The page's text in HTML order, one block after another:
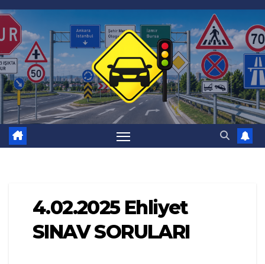
Skip
to
content
4.02.2025 Ehliyet
SINAV SORULARI